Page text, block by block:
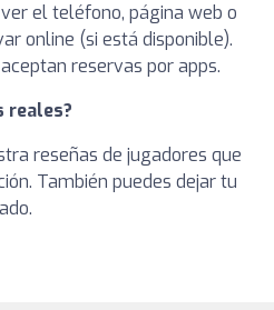
el teléfono, página web o
online (si está disponible).
reservas por apps.
reales?
reseñas de jugadores que
También puedes dejar tu